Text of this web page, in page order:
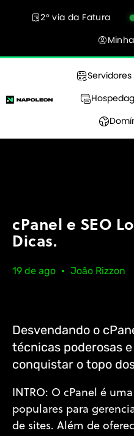
2° via da Fatura
cPanel e SEO
Dicas.
19 de ago João Rizzon
Desvendando o
técnicas poderosas
conquistar o topo
INTRO: O cPanel é
populares para
de sites. Além de